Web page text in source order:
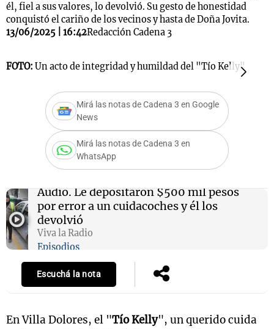
él, fiel a sus valores, lo devolvió. Su gesto de honestidad
conquistó el cariño de los vecinos y hasta de Doña Jovita.
13/06/2025 | 16:42Redacción Cadena 3
FOTO: Un acto de integridad y humildad del "Tío Kelly"
Mirá las notas de Cadena 3 en Google
News
Mirá las notas de Cadena 3 en
WhatsApp
Audio. Le depositaron $500 mil pesos
por error a un cuidacoches y él los
devolvió
Viva la Radio
Episodios
Escuchá la nota
En Villa Dolores, el "Tío Kelly", un querido cuida
Notas